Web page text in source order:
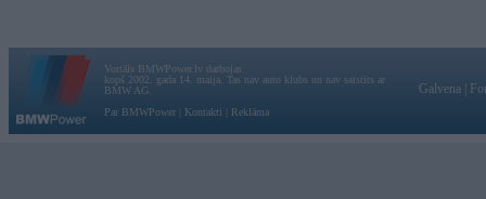
Vortāls BMWPower.lv darbojas
kopš 2002. gada 14. maija. Tas nav auto klubs un nav saistīts ar
BMW AG.
Par BMWPower
Kontakti Reklāma
Galvena